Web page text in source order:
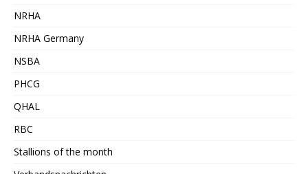
NRHA
NRHA Germany
NSBA
PHCG
QHAL
RBC
Stallions of the month